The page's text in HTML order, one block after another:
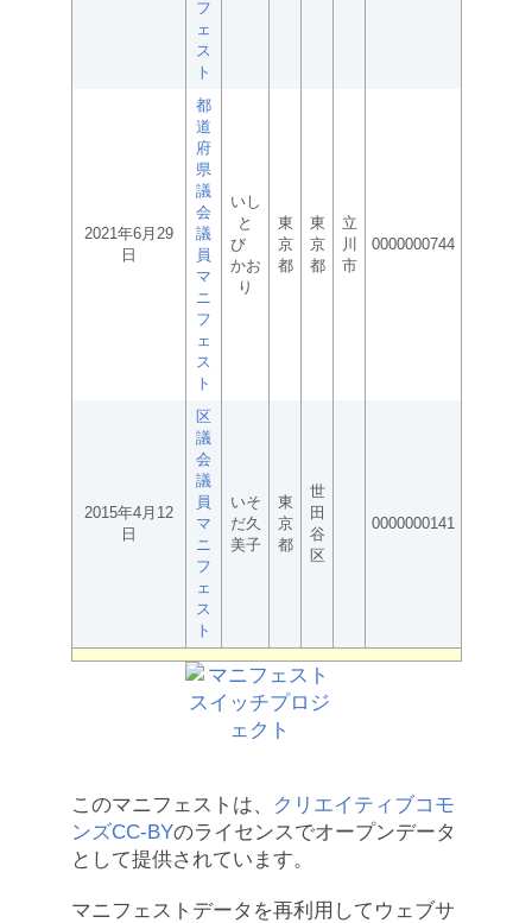
フ
ェ
ス
ト
2021年6月29
日
都
道
府
県
議
会
議
員
マ
ニ
フ
ェ
ス
ト
いし
と
び
かお
り
東
京
都
東
京
都
立
川
市
0000000744
2015年4月12
日
区
議
会
議
員
マ
ニ
フ
ェ
ス
ト
いそ
だ久
美子
東
京
都
世
田
谷
区
0000000141
このマニフェストは、
クリエイティブコモ
ンズCC-BYのライセンスでオープンデータ
として提供されています。
マニフェストデータを再利用してウェブサ